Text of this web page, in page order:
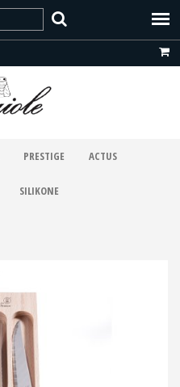
PRESTIGE ACTUS
SILIKONE